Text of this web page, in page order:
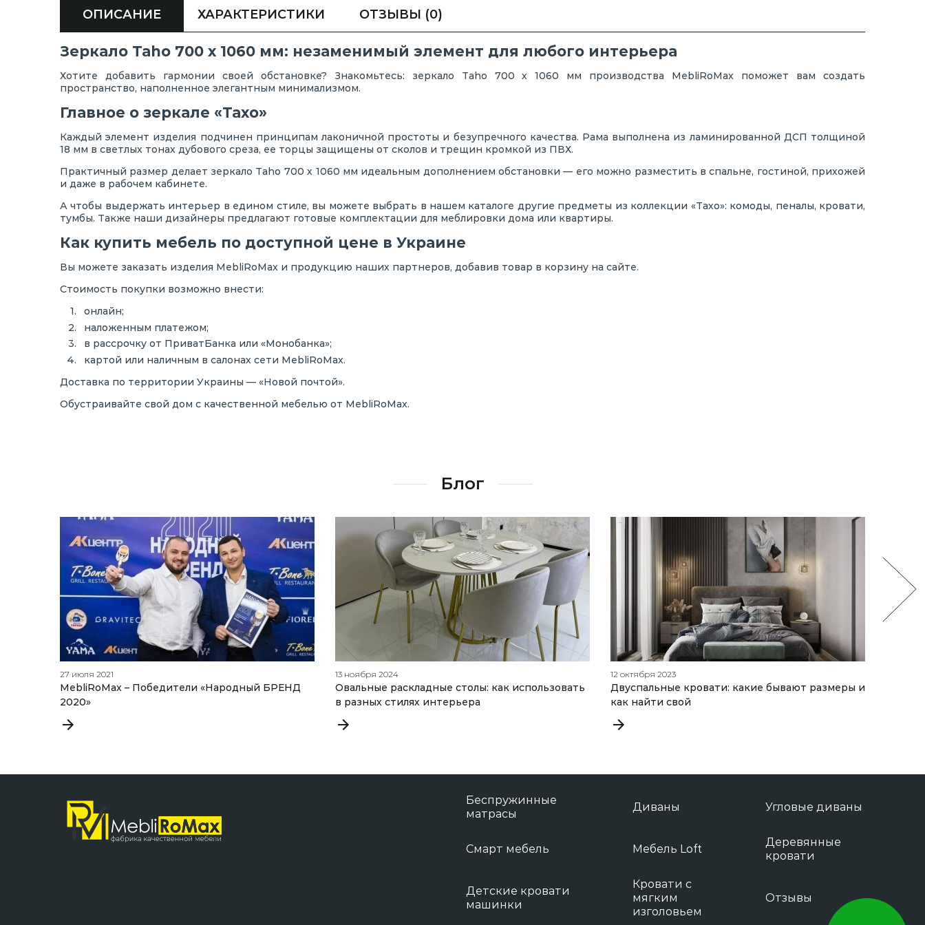
ОПИСАНИЕ ХАРАКТЕРИСТИКИ ОТЗЫВЫ (0)
Зеркало Taho 700 х 1060 мм: незаменимый элемент для любого интерьера
Хотите добавить гармонии своей обстановке? Знакомьтесь: зеркало Taho 700 х 1060 мм производства MebliRoMax поможет вам создать
пространство, наполненное элегантным минимализмом.
Главное о зеркале «Тахо»
Каждый элемент изделия подчинен принципам лаконичной простоты и безупречного качества. Рама выполнена из ламинированной ДСП толщиной
18 мм в светлых тонах дубового среза, ее торцы защищены от сколов и трещин кромкой из ПВХ.
Практичный размер делает зеркало Taho 700 х 1060 мм идеальным дополнением обстановки — его можно разместить в спальне, гостиной, прихожей
и даже в рабочем кабинете.
А чтобы выдержать интерьер в едином стиле, вы можете выбрать в нашем каталоге другие предметы из коллекции «Тахо»: комоды, пеналы, кровати,
тумбы. Также наши дизайнеры предлагают готовые комплектации для меблировки дома или квартиры.
Как купить мебель по доступной цене в Украине
Вы можете заказать изделия MebliRoMax и продукцию наших партнеров, добавив товар в корзину на сайте.
Стоимость покупки возможно внести:
онлайн;
наложенным платежом;
в рассрочку от ПриватБанка или «Монобанка»;
картой или наличным в салонах сети MebliRoMax.
Доставка по территории Украины — «Новой почтой».
Обустраивайте свой дом с качественной мебелью от MebliRoMax.
Блог
27 июля 2021
MebliRoMax – Победители «Народный БРЕНД
2020»
13 ноября 2024
Овальные раскладные столы: как использовать
в разных стилях интерьера
12 октября 2023
Двуспальные кровати: какие бывают размеры и
как найти свой
Беспружинные
матрасы
Диваны Угловые диваны
Смарт мебель Мебель Loft
Деревянные
кровати
Детские кровати
машинки
Кровати с
мягким
изголовьем
Отзывы